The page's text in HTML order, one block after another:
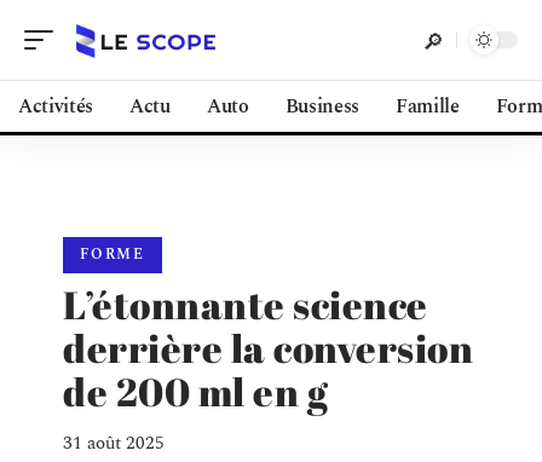
Activités Actu Auto Business Famille
FORME
L’étonnante science
derrière la conversion
de 200 ml en g
31 août 2025